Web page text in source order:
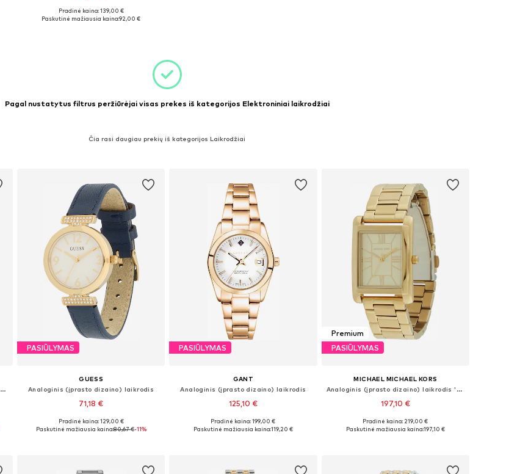
Galimi dydžiai: One Size
Pradinė kaina: 139,00 €
Paskutinė mažiausia kaina:92,00 €
Pagal nustatytus filtrus peržiūrėjai visas prekes iš kategorijos Elektroniniai laikrodžiai
Čia rasi daugiau prekių iš kategorijos Laikrodžiai
Analoginis (įprasto dizaino) laikrodis 'BONNET'
PASIŪLYMAS
GUESS
Analoginis (įprasto dizaino) laikrodis
71,18 €
Galimi dydžiai: One Size
Pradinė kaina: 129,00 €
Paskutinė mažiausia kaina:80,67 €-11%
PASIŪLYMAS
GANT
Analoginis (įprasto dizaino) laikrodis
125,10 €
Galimi dydžiai: One Size
Pradinė kaina: 199,00 €
Paskutinė mažiausia kaina:119,20 €
Premium
PASIŪLYMAS
MICHAEL MICHAEL KORS
Analoginis (įprasto dizaino) laikrodis 'ESSEX'
197,10 €
Galimi dydžiai: One Size
Pradinė kaina: 219,00 €
Paskutinė mažiausia kaina:197,10 €